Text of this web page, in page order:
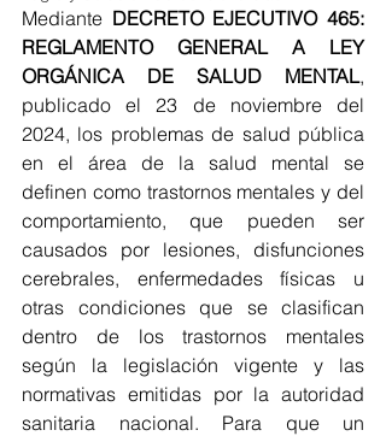
Mediante DECRETO EJECUTIVO 465:
REGLAMENTO GENERAL A LEY
ORGÁNICA DE SALUD MENTAL,
publicado el 23 de noviembre del
2024, los problemas de salud pública
en el área de la salud mental se
definen como trastornos mentales y del
comportamiento, que pueden ser
causados por lesiones, disfunciones
cerebrales, enfermedades físicas u
otras condiciones que se clasifican
dentro de los trastornos mentales
según la legislación vigente y las
normativas emitidas por la autoridad
sanitaria nacional. Para que un